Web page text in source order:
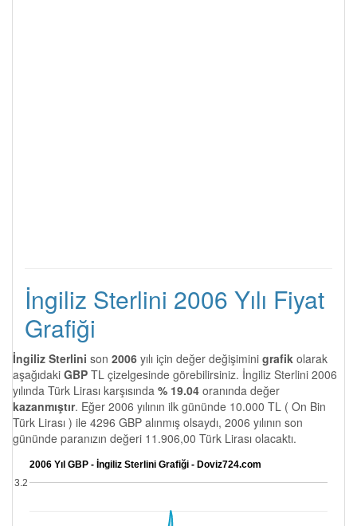
İngiliz Sterlini 2006 Yılı Fiyat
Grafiği
İngiliz Sterlini son 2006 yılı için değer değişimini grafik olarak
aşağıdaki GBP TL çizelgesinde görebilirsiniz. İngiliz Sterlini 2006
yılında Türk Lirası karşısında % 19.04 oranında değer
kazanmıştır. Eğer 2006 yılının ilk gününde 10.000 TL ( On Bin
Türk Lirası ) ile 4296 GBP alınmış olsaydı, 2006 yılının son
gününde paranızın değeri 11.906,00 Türk Lirası olacaktı.
2006 Yıl GBP - İngiliz Sterlini Grafiği - Doviz724.com
3.2